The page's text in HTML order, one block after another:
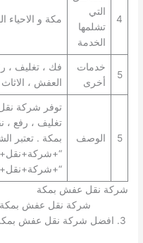
4
التي
تشلمها
الخدمة
مكة و الاحياء
5
خدمات
أخرى
فك ، تغليف ،
العفش ،
5 الوصف
توفر شركة
تغليف ، رفع ،
بمكة . تعتبر
شركة نقل عفش بمكة
شركة نقل عفش
3. افضل شركة نقل عفش بمكة